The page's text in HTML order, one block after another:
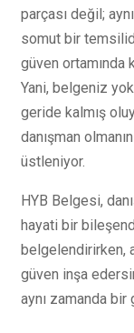
parçası değil;
somut bir
güven ortamında
Yani, belgeniz
geride kalmış
danışman
üstleniyor.
HYB Belgesi,
hayati bir
belgelendirirken,
güven inşa
aynı zamanda bir